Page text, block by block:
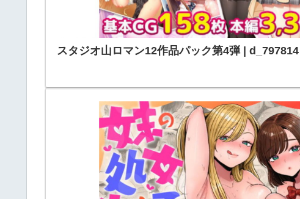
スタジオ山ロマン12作品パック第4弾 | d_797814